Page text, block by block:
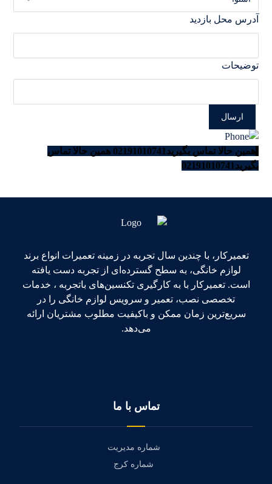
آدرس محل بازدید
توضیحات
همین حالا تماس بگیرید02191010741
همین حالا تماس
بگیرید02191010741
تعمیرکار، با چندین سال تجربه در زمینه تعمیرات انواع برند
لوازم خانگی، به سطح گسترده‌ای از تجربه دست یافته
است. تعمیرکار با به کارگیری تکنسین‌های باتجربه ، خدمات
تخصصی نصب، تعمیر و سرویس لوازم خانگی را در
سریع‌ترین زمان ممکن و باکیفیت مطلوب مشتریان ارائه
می‌دهد.
تماس با ما
شماره مدیریت
شماره کرج